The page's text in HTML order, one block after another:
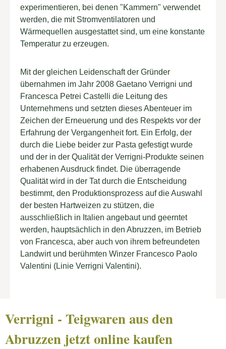
experimentieren, bei denen "Kammern" verwendet
werden, die mit Stromventilatoren und
Wärmequellen ausgestattet sind, um eine konstante
Temperatur zu erzeugen.
Mit der gleichen Leidenschaft der Gründer
übernahmen im Jahr 2008 Gaetano Verrigni und
Francesca Petrei Castelli die Leitung des
Unternehmens und setzten dieses Abenteuer im
Zeichen der Erneuerung und des Respekts vor der
Erfahrung der Vergangenheit fort. Ein Erfolg, der
durch die Liebe beider zur Pasta gefestigt wurde
und der in der Qualität der Verrigni-Produkte seinen
erhabenen Ausdruck findet. Die überragende
Qualität wird in der Tat durch die Entscheidung
bestimmt, den Produktionsprozess auf die Auswahl
der besten Hartweizen zu stützen, die
ausschließlich in Italien angebaut und geerntet
werden, hauptsächlich in den Abruzzen, im Betrieb
von Francesca, aber auch von ihrem befreundeten
Landwirt und berühmten Winzer Francesco Paolo
Valentini (Linie Verrigni Valentini).
Verrigni - Teigwaren aus den
Abruzzen jetzt online kaufen